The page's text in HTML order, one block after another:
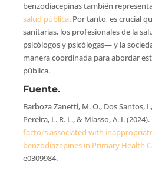
benzodiacepinas también
salud pública. Por tanto, es crucial
sanitarias, los profesionales de la
psicólogos y psicólogas— y la
manera coordinada para abordar
pública.
Fuente.
Barboza Zanetti, M. O., Dos Santos,
Pereira, L. R. L., & Miasso, A. I. (2024).
factors associated with
benzodiazepines in Primary Health
e0309984.